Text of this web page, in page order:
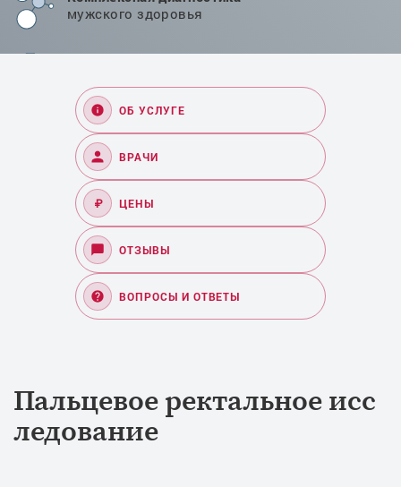
мужского здоровья
лечения в Челябинске
ОБ УСЛУГЕ
ВРАЧИ
₽ ЦЕНЫ
ОТЗЫВЫ
ВОПРОСЫ И ОТВЕТЫ
Пальцевое ректальное исс
ледование